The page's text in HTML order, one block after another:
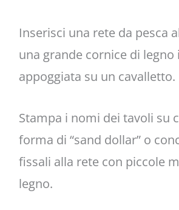
Inserisci una rete da pesca
una grande cornice di legno
appoggiata su un cavalletto.
Stampa i nomi dei tavoli su
forma di “sand dollar” o
fissali alla rete con piccole
legno.